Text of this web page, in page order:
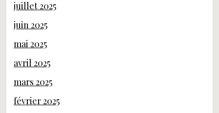
juillet 2025
juin 2025
mai 2025
avril 2025
mars 2025
février 2025